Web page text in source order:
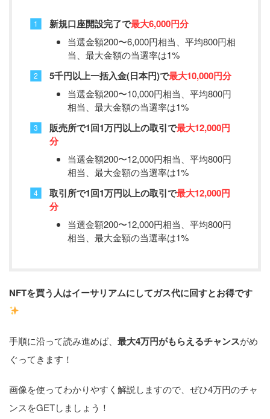
新規口座開設完了で最大6,000円分
当選金額200〜6,000円相当、平均800円相
当、最大金額の当選率は1%
5千円以上一括入金(日本円)で最大10,000円分
当選金額200〜10,000円相当、平均800円
相当、最大金額の当選率は1%
販売所で1回1万円以上の取引で最大12,000円
分
当選金額200〜12,000円相当、平均800円
相当、最大金額の当選率は1%
取引所で1回1万円以上の取引で最大12,000円
分
当選金額200〜12,000円相当、平均800円
相当、最大金額の当選率は1%
NFTを買う人はイーサリアムにしてガス代に回すとお得です
手順に沿って読み進めば、 最大4万円がもらえるチャンスがめ
ぐってきます！
画像を使ってわかりやすく解説しますので、ぜひ4万円のチャ
ンスをGETしましょう！